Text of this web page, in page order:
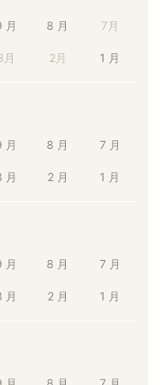
月 8 月 7月
月 2月 1 月
月 8 月 7 月
月 2 月 1 月
月 8 月 7 月
月 2 月 1 月